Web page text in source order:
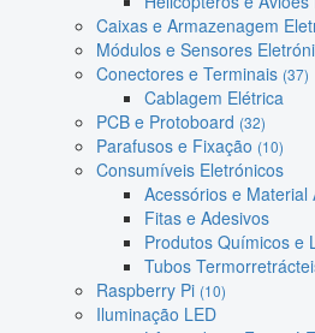
Caixas e Armazenagem
Módulos e Sensores
Conectores e Terminais (37)
Cablagem Elétrica
PCB e Protoboard (32)
Parafusos e Fixação (10)
Consumíveis Eletrónicos
Acessórios e Material
Fitas e Adesivos
Produtos Químicos e
Tubos
Raspberry Pi (10)
Iluminação LED